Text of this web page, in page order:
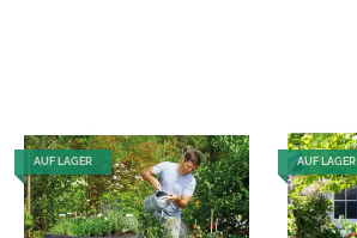
AUF LAGER AUF LAGER